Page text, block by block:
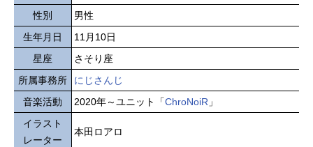
性別
男性
生年月日
11月10日
星座
さそり座
所属事務所
にじさんじ
音楽活動
2020年～ユニット「ChroNoiR 」
イラスト
レーター
本田ロアロ